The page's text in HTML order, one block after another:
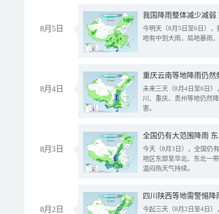
8月5日
我国降雨整体减少减弱
今明天（8月5日至6日）
地有中到大雨，局地暴雨
8月4日
重庆云南等地降雨仍然
未来三天（8月4日至6日
川、重庆、贵州等地仍然
害。
8月3日
全国仍有大范围降雨
今天（8月3日），全国仍
地区东部至华北、东北一
温闷热天气持续。
8月2日
今起三天（8月2日至4日